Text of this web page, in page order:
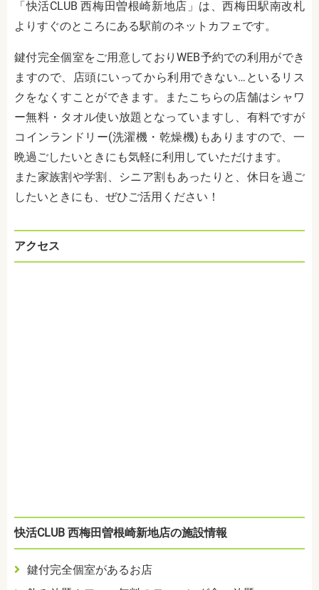
「快活CLUB 西梅田曽根崎新地店」は、西梅田駅南改札
よりすぐのところにある駅前のネットカフェです。
鍵付完全個室をご用意しておりWEB予約での利用ができ
ますので、店頭にいってから利用できない…といるリス
クをなくすことができます。またこちらの店舗はシャワ
ー無料・タオル使い放題となっていますし、有料ですが
コインランドリー(洗濯機・乾燥機)もありますので、一
晩過ごしたいときにも気軽に利用していただけます。
また家族割や学割、シニア割もあったりと、休日を過ご
したいときにも、ぜひご活用ください！
アクセス
快活CLUB 西梅田曽根崎新地店の施設情報
鍵付完全個室があるお店